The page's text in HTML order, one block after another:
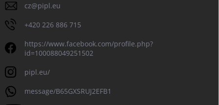
cz@pipl.eu
+420 226 886 715
https://www.facebook.com/profile.php?
id=100088049251502
pipl.eu/
message/B65GXSRUJ2EFB1